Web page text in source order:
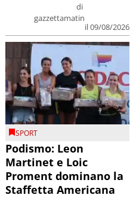
di
gazzettamatin
il 09/08/2026
SPORT
Podismo: Leon
Martinet e Loic
Proment dominano la
Staffetta Americana